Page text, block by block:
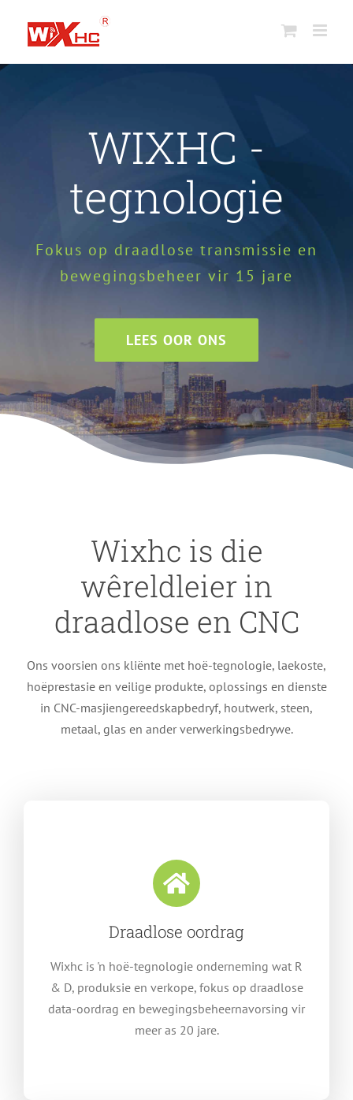
WIXHC -
tegnologie
Fokus op draadlose transmissie en
bewegingsbeheer vir 15 jare
LEES OOR ONS
Wixhc is die
wêreldleier in
draadlose en CNC
Ons voorsien ons kliënte met hoë-tegnologie, laekoste,
hoëprestasie en veilige produkte, oplossings en dienste
in CNC-masjiengereedskapbedryf, houtwerk, steen,
metaal, glas en ander verwerkingsbedrywe.
Draadlose oordrag
Wixhc is 'n hoë-tegnologie onderneming wat R
& D, produksie en verkope, fokus op draadlose
data-oordrag en bewegingsbeheernavorsing vir
meer as 20 jare.